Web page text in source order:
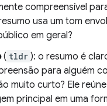
compreensível
usa um tom
em geral?
( tldr ): o resumo é
para alguém
muito curto? Ele
principal em uma